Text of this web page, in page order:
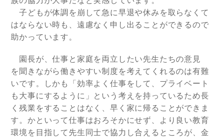
子どもが体調を崩して急に早退や休みを取らなくて
はならない時も、遠慮なく申し出ることができるので
助かっています。
園長が、仕事と家庭を両立したい先生たちの意見
を聞きながら働きやすい制度を考えてくれるのは有難
いです。しかも「効率よく仕事をして、プライベート
も大事にするように」という考えを持っているため長
く残業をすることはなく、早く家に帰ることができま
す。かといって仕事はおろそかにせず、より良い教育
環境を目指して先生同士で協力し合えるところが、金